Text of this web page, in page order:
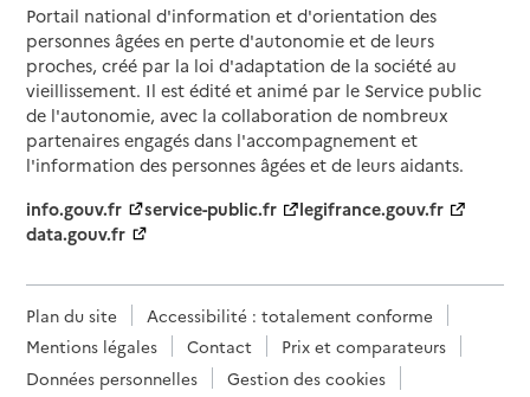
Portail national d'information et d'orientation des
personnes âgées en perte d'autonomie et de leurs
proches, créé par la loi d'adaptation de la société au
vieillissement. Il est édité et animé par le Service public
de l'autonomie, avec la collaboration de nombreux
partenaires engagés dans l'accompagnement et
l'information des personnes âgées et de leurs aidants.
info.gouv.fr
service-public.fr
legifrance.gouv.fr
data.gouv.fr
Plan du site
Accessibilité : totalement conforme
Mentions légales
Contact
Prix et comparateurs
Données personnelles
Gestion des cookies